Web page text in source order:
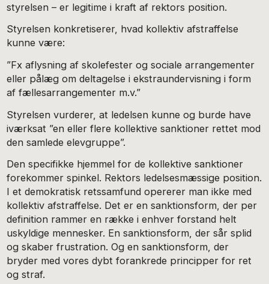
styrelsen – er legitime i kraft af rektors position.
Styrelsen konkretiserer, hvad kollektiv afstraffelse
kunne være:
”Fx aflysning af skolefester og sociale arrangementer
eller pålæg om deltagelse i ekstraundervisning i form
af fællesarrangementer m.v.”
Styrelsen vurderer, at ledelsen kunne og burde have
iværksat ”en eller flere kollektive sanktioner rettet mod
den samlede elevgruppe”.
Den specifikke hjemmel for de kollektive sanktioner
forekommer spinkel. Rektors ledelsesmæssige position.
I et demokratisk retssamfund opererer man ikke med
kollektiv afstraffelse. Det er en sanktionsform, der per
definition rammer en række i enhver forstand helt
uskyldige mennesker. En sanktionsform, der sår splid
og skaber frustration. Og en sanktionsform, der
bryder med vores dybt forankrede principper for ret
og straf.